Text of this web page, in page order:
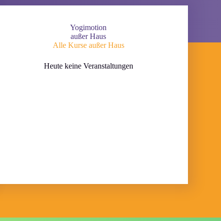
Yogimotion
außer Haus
Alle Kurse außer Haus
Heute keine Veranstaltungen